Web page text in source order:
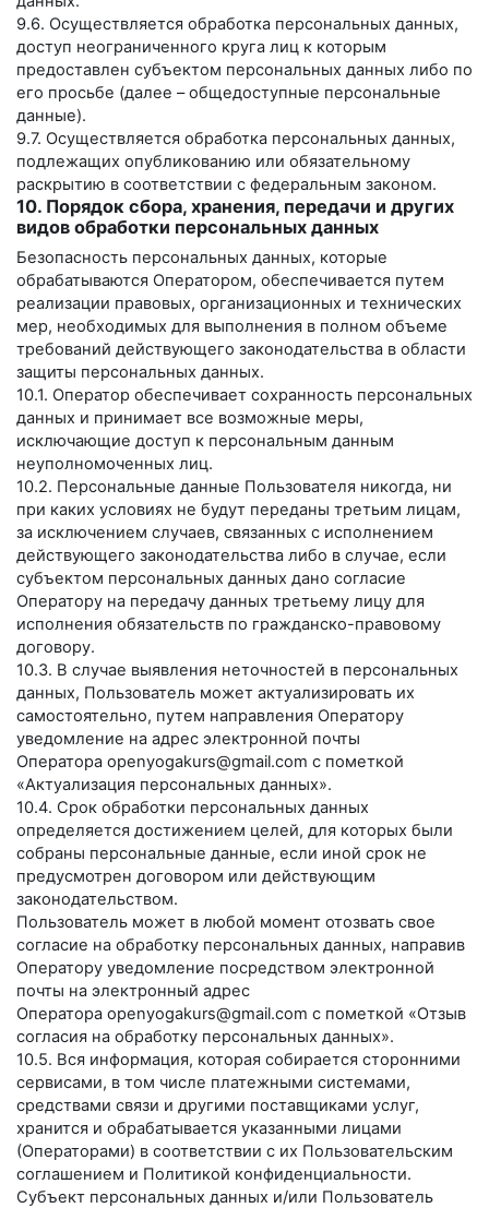
9.6. Осуществляется обработка персональных данных,
доступ неограниченного круга лиц к которым
предоставлен субъектом персональных данных либо по
его просьбе (далее – общедоступные персональные
данные).
9.7. Осуществляется обработка персональных данных,
подлежащих опубликованию или обязательному
раскрытию в соответствии с федеральным законом.
10. Порядок сбора, хранения, передачи и других
видов обработки персональных данных
Безопасность персональных данных, которые
обрабатываются Оператором, обеспечивается путем
реализации правовых, организационных и технических
мер, необходимых для выполнения в полном объеме
требований действующего законодательства в области
защиты персональных данных.
10.1. Оператор обеспечивает сохранность персональных
данных и принимает все возможные меры,
исключающие доступ к персональным данным
неуполномоченных лиц.
10.2. Персональные данные Пользователя никогда, ни
при каких условиях не будут переданы третьим лицам,
за исключением случаев, связанных с исполнением
действующего законодательства либо в случае, если
субъектом персональных данных дано согласие
Оператору на передачу данных третьему лицу для
исполнения обязательств по гражданско-правовому
договору.
10.3. В случае выявления неточностей в персональных
данных, Пользователь может актуализировать их
самостоятельно, путем направления Оператору
уведомление на адрес электронной почты
Оператора openyogakurs@gmail.com с пометкой
«Актуализация персональных данных».
10.4. Срок обработки персональных данных
определяется достижением целей, для которых были
собраны персональные данные, если иной срок не
предусмотрен договором или действующим
законодательством.
Пользователь может в любой момент отозвать свое
согласие на обработку персональных данных, направив
Оператору уведомление посредством электронной
почты на электронный адрес
Оператора openyogakurs@gmail.com с пометкой «Отзыв
согласия на обработку персональных данных».
10.5. Вся информация, которая собирается сторонними
сервисами, в том числе платежными системами,
средствами связи и другими поставщиками услуг,
хранится и обрабатывается указанными лицами
(Операторами) в соответствии с их Пользовательским
соглашением и Политикой конфиденциальности.
Субъект персональных данных и/или Пользователь